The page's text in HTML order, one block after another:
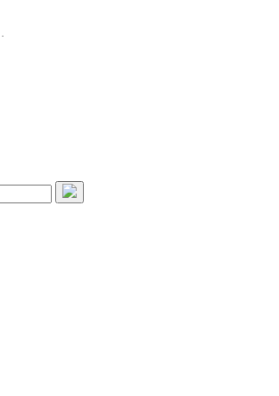
网！站为考生提供江苏自考信息服务，网站信息供学习交流使